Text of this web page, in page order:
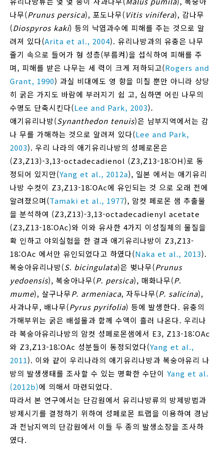
나무(Prunus persica), 포도나무(Vitis vinifera), 감나무
(Diospyros kaki) 등의 낙엽과수에 피해를 주는 것으로 알
려져 있다(Arita et al., 2004). 유리나방과의 유충은 나무
줄기 속으로 들어가 형 성층(부름켜)을 섭식하여 피해를 주
며, 피해를 받은 나무는 세 력이 크게 저하되고(Rogers and
Grant, 1990) 과실 비대에도 영 향을 미칠 뿐만 아니라 상당
히 굵은 가지도 바람에 부러지기 쉽 고, 심하면 어린 나무의
수명도 단축시킨다(Lee and Park, 2003).
애기유리나방(Synanthedon tenuis)은 남부지역에서는 감
나 무를 가해하는 것으로 알려져 있다(Lee and Park,
2003). 우리 나라의 애기유리나방의 성페로몬은
(Z3,Z13)-3,13-octadecadienol (Z3,Z13-18:OH)로 동
정되어 있지만(Yang et al., 2012a), 일본 에서는 애기유리
나방 수컷이 Z3,Z13-18:OAc에 유인되는 것 으로 오래 전에
알려졌으며(Tamaki et al., 1977), 암컷 페로몬 샘 추출물
을 분석하여 (Z3,Z13)-3,13-octadecadienyl acetate
(Z3,Z13-18:OAc)와 이와 유사한 4가지 이성질체의 물질을
확 인하고 야외실험을 한 결과 애기유리나방이 Z3,Z13-
18:OAc 에서만 유인되었다고 하였다(Naka et al., 2013).
복숭아유리나방(S. bicingulata)은 벚나무(Prunus
yedoensis), 복숭아나무(P. persica), 매화나무(P.
mume), 살구나무P. armeniaca, 자두나무(P. salicina),
사과나무, 배나무(Pyrus pyrifolia) 등에 발생한다. 유충의
가해부위는 굵은 배설물과 함께 수액이 흘러 나온다. 우리나
라 복숭아유리나방의 암컷 성페로몬샘에서 E3, Z13-18:OAc
와 Z3,Z13-18:OAc 성분들이 동정되었다(Yang et al.,
2011). 이와 같이 우리나라의 애기유리나방과 복숭아유리 나
방의 발생생태를 조사할 수 있는 명확한 수단이 Yang et al.
(2012b)에 의해서 마련되었다.
따라서 본 연구에서는 단감원에서 유리나방류의 방제방법과
방제시기를 결정하기 위하여 성페로몬 트랩을 이용하여 경남
과 전남지역의 단감원에서 이들 두 종의 발생소장을 조사하
였다.